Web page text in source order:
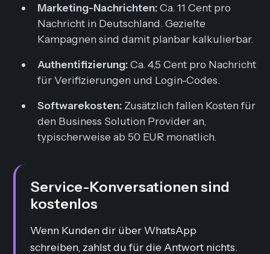
Marketing-Nachrichten:Ca. 11 Cent pro
Nachricht in Deutschland. Gezielte
Kampagnen sind damit planbar kalkulierbar.
Authentifizierung:Ca. 4,5 Cent pro Nachricht
für Verifizierungen und Login-Codes.
Softwarekosten: Zusätzlich fallen Kosten für
den Business Solution Provider an,
typischerweise ab 50 EUR monatlich.
Service-Konversationen sind
kostenlos
Wenn Kunden dir über WhatsApp
schreiben, zahlst du für die Antwort nichts.